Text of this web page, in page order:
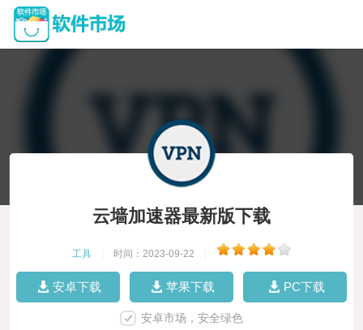
云墙加速器最新版下载
工具 时间：2023-09-22
安卓下载 苹果下载 PC下载
安卓市场，安全绿色